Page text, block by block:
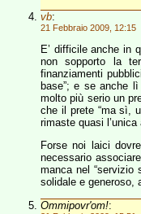
vb:
21 Febbraio 2009, 12:15
E’ difficile anche in
non sopporto la
finanziamenti
base”; e se anche
molto più serio un
che il prete “ma sì,
rimaste quasi
Forse noi laici
necessario
manca nel “servizio
solidale e generoso,
Ommipovr'om!: